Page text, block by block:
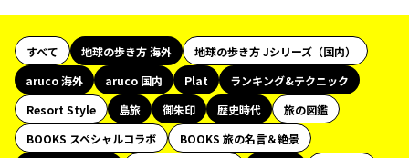
すべて 地球の歩き方 海外
地球の歩き方 Jシリーズ（国内）
aruco 海外
aruco 国内 Plat
ランキング&テクニック
Resort Style
島旅 御朱印 歴史時代
旅の図鑑
BOOKS スペシャルコラボ
BOOKS 旅の名言＆絶景